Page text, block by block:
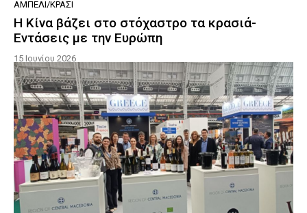
ΑΜΠΈΛΙ/ΚΡΑΣΊ
Η Κίνα βάζει στο στόχαστρο τα κρασιά-
Εντάσεις με την Ευρώπη
15 Ιουνίου 2026